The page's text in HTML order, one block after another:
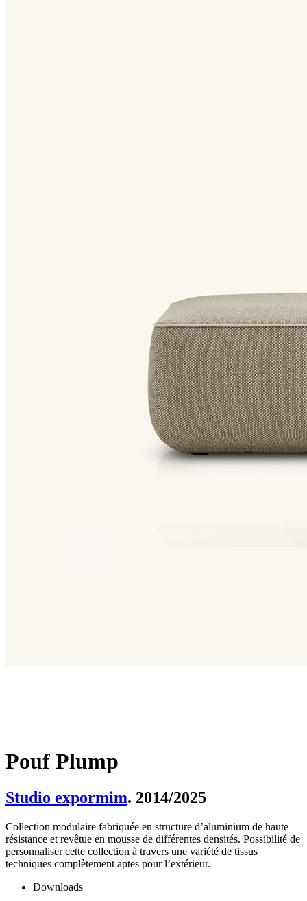
Pouf Plump
Studio expormim. 2014/2025
Collection modulaire fabriquée en structure d’aluminium de haute
résistance et revêtue en mousse de différentes densités. Possibilité de
personnaliser cette collection à travers une variété de tissus
techniques complètement aptes pour l’extérieur.
Downloads